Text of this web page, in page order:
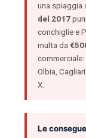
una spiaggia
del 2017
conchiglie e
multa da
Olbia,
X.
Le